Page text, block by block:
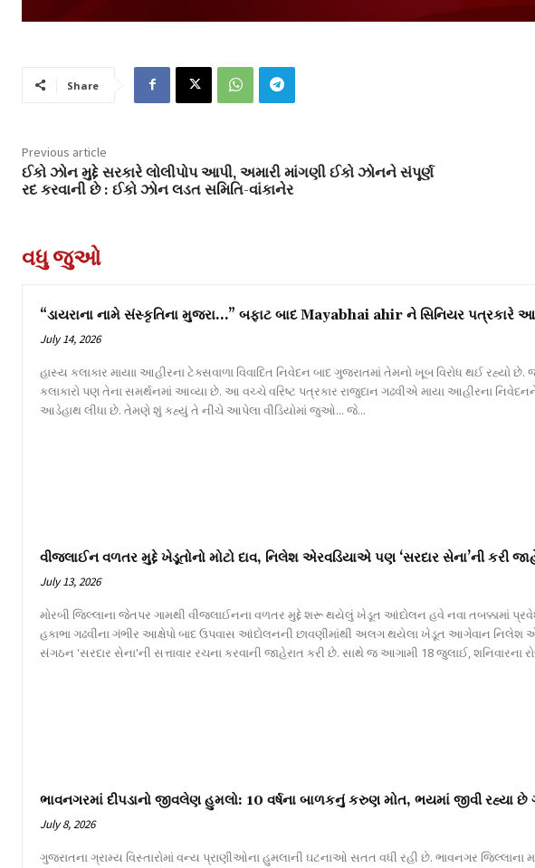
Share
Previous article
ઈકો ઝોન મુદ્દે સરકારે લોલીપોપ આપી, અમારી માંગણી ઈકો ઝોનને સંપૂર્ણ
રદ કરવાની છે : ઈકો ઝોન લડત સમિતિ-વાંકાનેર
વધુ જુઓ
“ડાયરાના નામે સંસ્કૃતિના મુજરા…” બફાટ બાદ Mayabhai ahir ને સિનિયર પત્રકારે
July 14, 2026
હાસ્ય કલાકાર માયાા આહીરના ટેક્સવાળા વિવાદિત નિવેદન બાદ ગુજરાતમાં તેમનો ખૂબ વિરોધ થઈ રહ્યો
કલાકારો પણ તેના સમર્થનમાં આવ્યા છે. આ વચ્ચે વરિષ્ટ પત્રકાર રાજુદાન ગઢવીએ માયા આહીરના
આડેહાથ લીધા છે. તેમણે શું કહ્યું તે નીચે આપેલા વીડિયોમાં જુઓ... જે...
વીજલાઈન વળતર મુદ્દે ખેડૂતોનો મોટો દાવ, નિલેશ એરવડિયાએ પણ ‘સરદાર સેના’ની કરી
July 13, 2026
મોરબી જિલ્લાના જેતપર ગામથી વીજલાઈનના વળતર મુદ્દે શરૂ થયેલું ખેડૂત આંદોલન હવે નવા તબક્કામાં
હકાભા ગઢવીના ગંભીર આક્ષેપો બાદ ઉપવાસ આંદોલનની છાવણીમાંથી અલગ થયેલા ખેડૂત આગેવાન નિલેશ
સંગઠન 'સરદાર સેના'ની સત્તાવાર રચના કરવાની જાહેરાત કરી છે. સાથે જ આગામી 18 જુલાઈ, શનિવારના
ભાવનગરમાં દીપડાનો જીવલેણ હુમલો: 10 વર્ષના બાળકનું કરુણ મોત, ભયમાં જીવી રહ્યા છે
July 8, 2026
ગુજરાતના ગ્રામ્ય વિસ્તારોમાં વન્ય પ્રાણીઓના હુમલાની ઘટનાઓ સતત વધી રહી છે. ભાવનગર જિલ્લાના